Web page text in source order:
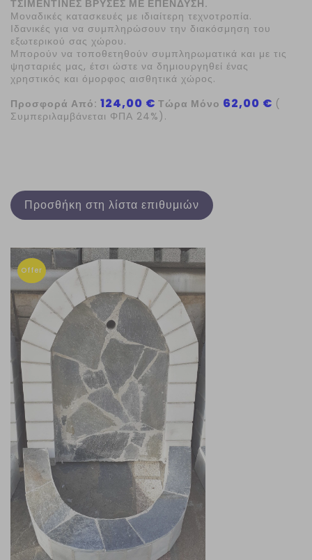
ΤΣΙΜΕΝΤΙΝΕΣ ΒΡΥΣΕΣ ΜΕ ΕΠΕΝΔΥΣΗ.
Μοναδικές κατασκευές με ιδιαίτερη τεχνοτροπία.
Ιδανικές για να συμπληρώσουν την διακόσμηση του
εξωτερικού σας χώρου.
Μπορούν να τοποθετηθούν συμπληρωματικά και με τις
ψησταριές μας, έτσι ώστε να δημιουργηθεί ένας
χρηστικός και όμορφος αισθητικά χώρος.
Προσφορά Από: 124,00 € Τώρα Μόνο 62,00 € (
Συμπεριλαμβάνεται ΦΠΑ 24%).
Προσθήκη στη λίστα επιθυμιών
Offer